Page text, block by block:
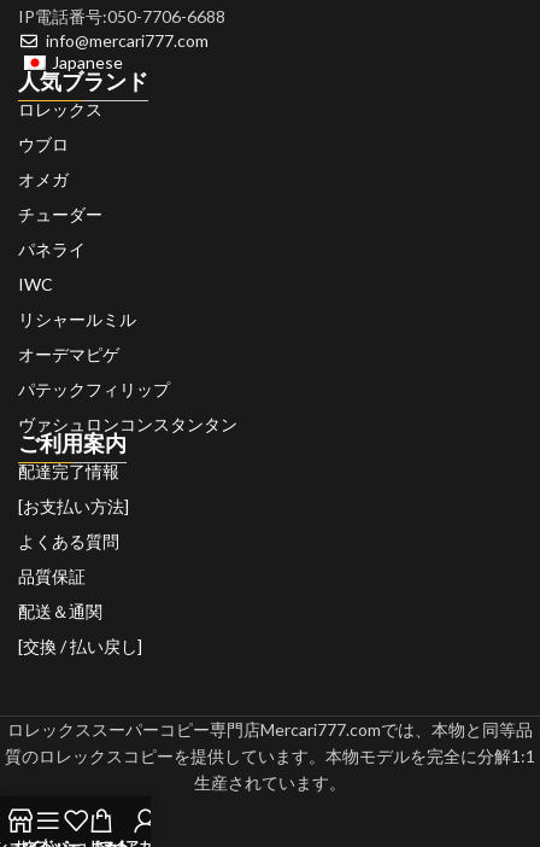
IP電話番号:050-7706-6688
info@mercari777.com
Japanese
人気ブランド
ロレックス
ウブロ
オメガ
チューダー
パネライ
IWC
リシャールミル
オーデマピゲ
パテックフィリップ
ヴァシュロンコンスタンタン
ご利用案内
配達完了情報
[お支払い方法]
よくある質問
品質保証
配送＆通関
[交換 / 払い戻し]
ロレックススーパーコピー専門店Mercari777.comでは、本物と同等品
質のロレックスコピーを提供しています。本物モデルを完全に分解1:1
生産されています。